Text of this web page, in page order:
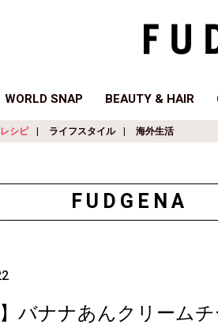
WORLD SNAP BEAUTY & HAIR
レシピ ライフスタイル 海外生活
FUDGENA
】バナナあんクリーム